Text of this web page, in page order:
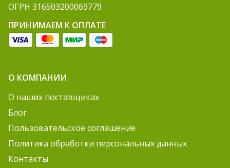
ОГРН 316503200069779
ПРИНИМАЕМ К ОПЛАТЕ
О КОМПАНИИ
О наших поставщиках
Блог
Пользовательское соглашение
Политика обработки персональных данных
Контакты